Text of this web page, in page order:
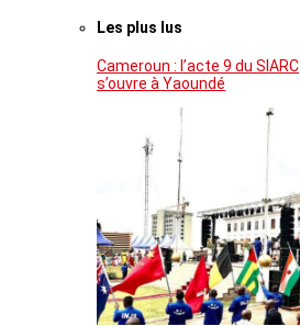
Les plus lus
Cameroun : l’acte 9 du SIARC
s’ouvre à Yaoundé